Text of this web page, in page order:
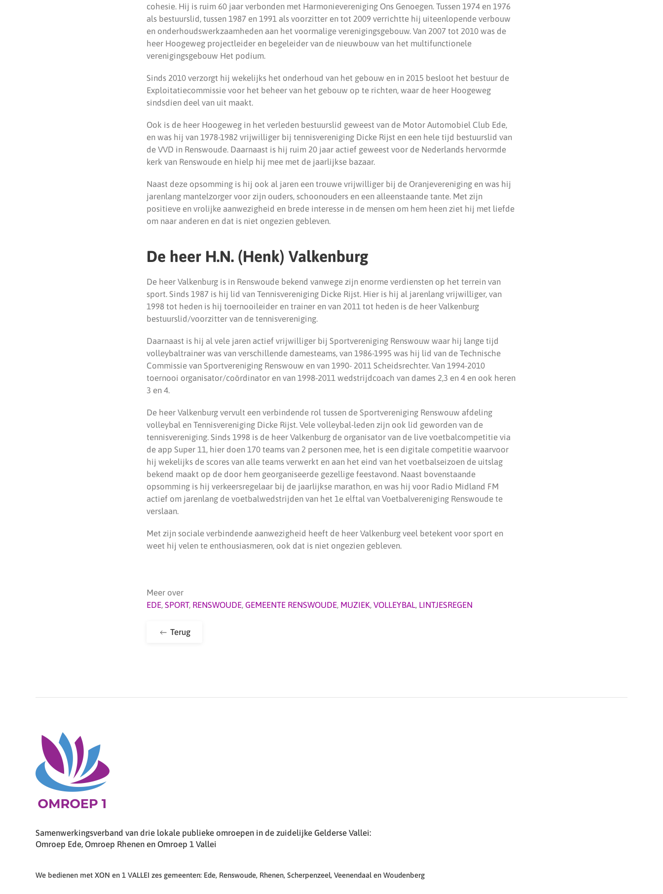
cohesie. Hij is ruim 60 jaar verbonden met Harmonievereniging Ons Genoegen. Tussen 1974 en 1976
als bestuurslid, tussen 1987 en 1991 als voorzitter en tot 2009 verrichtte hij uiteenlopende verbouw
en onderhoudswerkzaamheden aan het voormalige verenigingsgebouw. Van 2007 tot 2010 was de
heer Hoogeweg projectleider en begeleider van de nieuwbouw van het multifunctionele
verenigingsgebouw Het podium.
Sinds 2010 verzorgt hij wekelijks het onderhoud van het gebouw en in 2015 besloot het bestuur de
Exploitatiecommissie voor het beheer van het gebouw op te richten, waar de heer Hoogeweg
sindsdien deel van uit maakt.
Ook is de heer Hoogeweg in het verleden bestuurslid geweest van de Motor Automobiel Club Ede,
en was hij van 1978-1982 vrijwilliger bij tennisvereniging Dicke Rijst en een hele tijd bestuurslid van
de VVD in Renswoude. Daarnaast is hij ruim 20 jaar actief geweest voor de Nederlands hervormde
kerk van Renswoude en hielp hij mee met de jaarlijkse bazaar.
Naast deze opsomming is hij ook al jaren een trouwe vrijwilliger bij de Oranjevereniging en was hij
jarenlang mantelzorger voor zijn ouders, schoonouders en een alleenstaande tante. Met zijn
positieve en vrolijke aanwezigheid en brede interesse in de mensen om hem heen ziet hij met liefde
om naar anderen en dat is niet ongezien gebleven.
De heer H.N. (Henk) Valkenburg
De heer Valkenburg is in Renswoude bekend vanwege zijn enorme verdiensten op het terrein van
sport. Sinds 1987 is hij lid van Tennisvereniging Dicke Rijst. Hier is hij al jarenlang vrijwilliger, van
1998 tot heden is hij toernooileider en trainer en van 2011 tot heden is de heer Valkenburg
bestuurslid/voorzitter van de tennisvereniging.
Daarnaast is hij al vele jaren actief vrijwilliger bij Sportvereniging Renswouw waar hij lange tijd
volleybaltrainer was van verschillende damesteams, van 1986-1995 was hij lid van de Technische
Commissie van Sportvereniging Renswouw en van 1990- 2011 Scheidsrechter. Van 1994-2010
toernooi organisator/coördinator en van 1998-2011 wedstrijdcoach van dames 2,3 en 4 en ook heren
3 en 4.
De heer Valkenburg vervult een verbindende rol tussen de Sportvereniging Renswouw afdeling
volleybal en Tennisvereniging Dicke Rijst. Vele volleybal-leden zijn ook lid geworden van de
tennisvereniging. Sinds 1998 is de heer Valkenburg de organisator van de live voetbalcompetitie via
de app Super 11, hier doen 170 teams van 2 personen mee, het is een digitale competitie waarvoor
hij wekelijks de scores van alle teams verwerkt en aan het eind van het voetbalseizoen de uitslag
bekend maakt op de door hem georganiseerde gezellige feestavond. Naast bovenstaande
opsomming is hij verkeersregelaar bij de jaarlijkse marathon, en was hij voor Radio Midland FM
actief om jarenlang de voetbalwedstrijden van het 1e elftal van Voetbalvereniging Renswoude te
verslaan.
Met zijn sociale verbindende aanwezigheid heeft de heer Valkenburg veel betekent voor sport en
weet hij velen te enthousiasmeren, ook dat is niet ongezien gebleven.
Meer over
EDE, SPORT, RENSWOUDE, GEMEENTE RENSWOUDE, MUZIEK, VOLLEYBAL, LINTJESREGEN
Terug
Samenwerkingsverband van drie lokale publieke omroepen in de zuidelijke Gelderse Vallei:
Omroep Ede, Omroep Rhenen en Omroep 1 Vallei
We bedienen met XON en 1 VALLEI zes gemeenten: Ede, Renswoude, Rhenen, Scherpenzeel, Veenendaal en Woudenberg